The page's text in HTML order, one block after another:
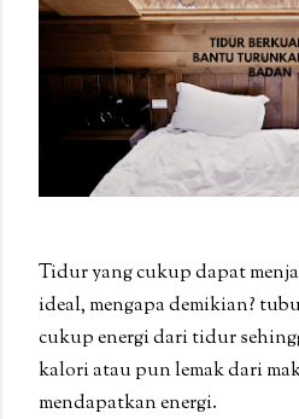
Tidur yang cukup dapat
ideal, mengapa demikian?
cukup energi dari tidur
kalori atau pun lemak dari
mendapatkan energi.